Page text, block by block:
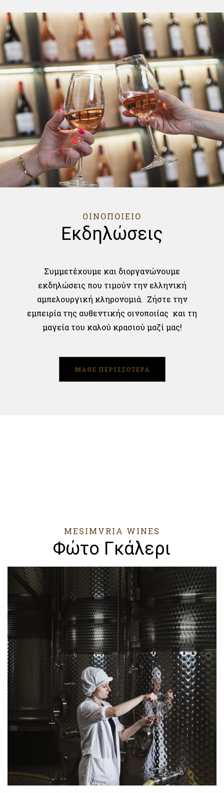
ΟΙΝΟΠΟΙΕΙΟ
Εκδηλώσεις
Συμμετέχουμε και διοργανώνουμε
εκδηλώσεις που τιμούν την ελληνική
αμπελουργική κληρονομιά. Ζήστε την
εμπειρία της αυθεντικής οινοποιίας και τη
μαγεία του καλού κρασιού μαζί μας!
ΜΑΘΕ ΠΕΡΙΣΣΟΤΕΡΑ
MESIMVRIA WINES
Φώτο Γκάλερι